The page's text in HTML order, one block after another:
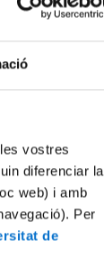
vostres
diferenciar la
web) i amb
Per
de